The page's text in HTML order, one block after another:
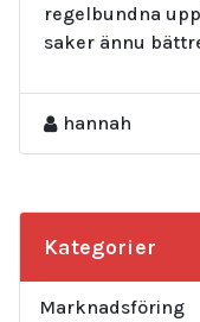
regelbundna
saker ännu
hannah
Kategorier
Marknadsföring